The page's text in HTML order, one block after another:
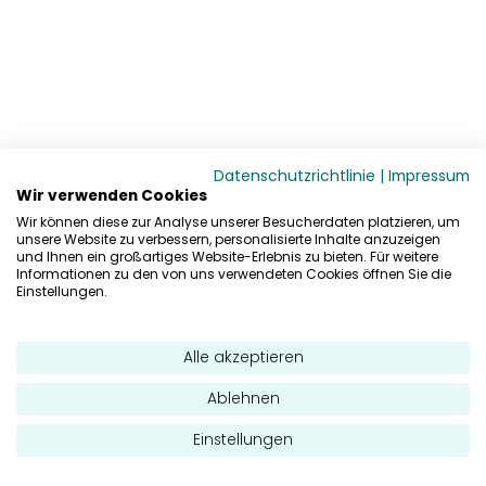
Datenschutzrichtlinie | Impressum
Wir verwenden Cookies
Wir können diese zur Analyse unserer Besucherdaten platzieren, um
unsere Website zu verbessern, personalisierte Inhalte anzuzeigen
und Ihnen ein großartiges Website-Erlebnis zu bieten. Für weitere
Informationen zu den von uns verwendeten Cookies öffnen Sie die
Einstellungen.
Alle akzeptieren
Ablehnen
Einstellungen